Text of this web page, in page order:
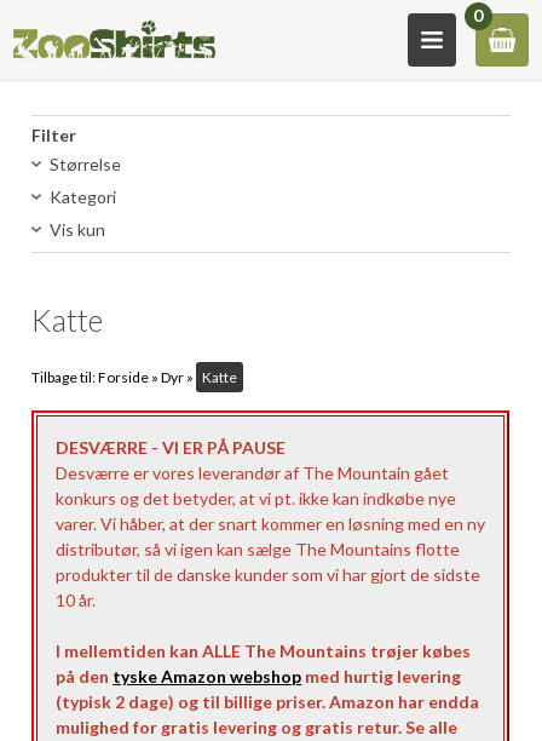
0
Filter
Størrelse
Kategori
Vis kun
Katte
Tilbage til:Forside »Dyr » Katte
DESVÆRRE - VI ER PÅ PAUSE
Desværre er vores leverandør af The Mountain gået
konkurs og det betyder, at vi pt. ikke kan indkøbe nye
varer. Vi håber, at der snart kommer en løsning med en ny
distributør, så vi igen kan sælge The Mountains flotte
produkter til de danske kunder som vi har gjort de sidste
10 år.
I mellemtiden kan ALLE The Mountains trøjer købes
på den tyske Amazon webshop med hurtig levering
(typisk 2 dage) og til billige priser. Amazon har endda
mulighed for gratis levering og gratis retur. Se alle